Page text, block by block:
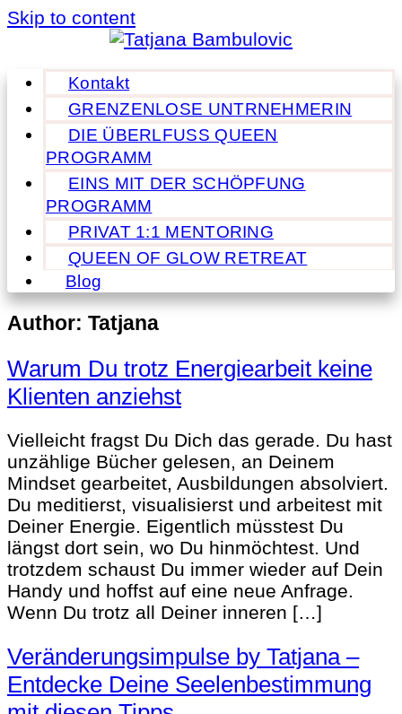
Skip to content
Kontakt
GRENZENLOSE UNTRNEHMERIN
DIE ÜBERLFUSS QUEEN
PROGRAMM
EINS MIT DER SCHÖPFUNG
PROGRAMM
PRIVAT 1:1 MENTORING
QUEEN OF GLOW RETREAT
Blog
Author: Tatjana
Warum Du trotz Energiearbeit keine
Klienten anziehst
Vielleicht fragst Du Dich das gerade. Du hast
unzählige Bücher gelesen, an Deinem
Mindset gearbeitet, Ausbildungen absolviert.
Du meditierst, visualisierst und arbeitest mit
Deiner Energie. Eigentlich müsstest Du
längst dort sein, wo Du hinmöchtest. Und
trotzdem schaust Du immer wieder auf Dein
Handy und hoffst auf eine neue Anfrage.
Wenn Du trotz all Deiner inneren […]
Veränderungsimpulse by Tatjana –
Entdecke Deine Seelenbestimmung